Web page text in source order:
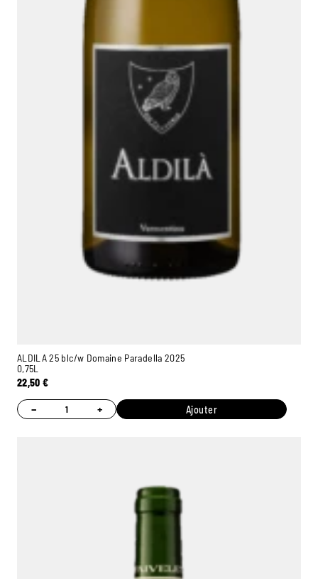
ALDILA 25 blc/w Domaine Paradella 2025
0,75L
22,50€
− + Ajouter